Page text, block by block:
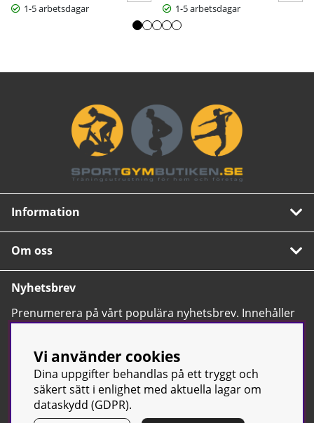
1-5 arbetsdagar
1-5 arbetsdagar
Information
Om oss
Nyhetsbrev
Prenumerera på vårt populära nyhetsbrev. Innehåller
tips, nyheter och våra allra bästa erbjudanden.
Vi använder cookies
Dina uppgifter behandlas på ett tryggt och
säkert sätt i enlighet med aktuella lagar om
dataskydd (GDPR).